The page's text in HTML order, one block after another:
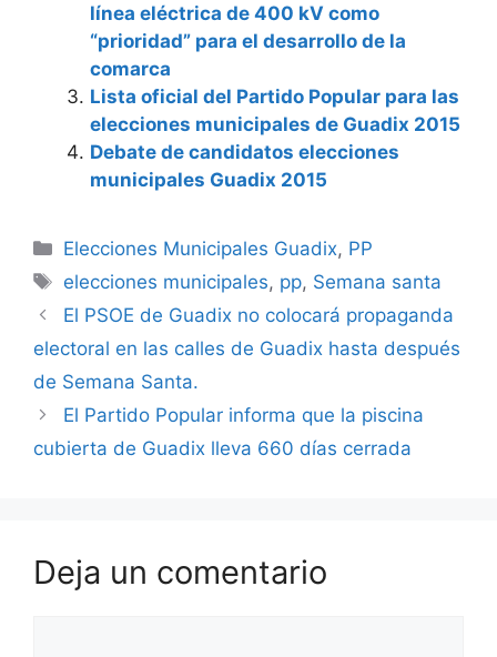
línea eléctrica de 400 kV como
“prioridad” para el desarrollo de la
comarca
Lista oficial del Partido Popular para las
elecciones municipales de Guadix 2015
Debate de candidatos elecciones
municipales Guadix 2015
Categorías
Elecciones Municipales Guadix, PP
Etiquetas
elecciones municipales, pp, Semana santa
El PSOE de Guadix no colocará propaganda
electoral en las calles de Guadix hasta después
de Semana Santa.
El Partido Popular informa que la piscina
cubierta de Guadix lleva 660 días cerrada
Deja un comentario